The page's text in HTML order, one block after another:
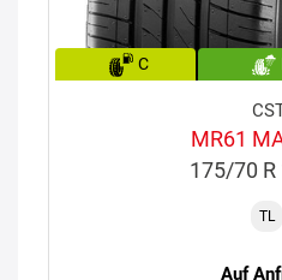
C
MR61
175/70 R
TL
Auf